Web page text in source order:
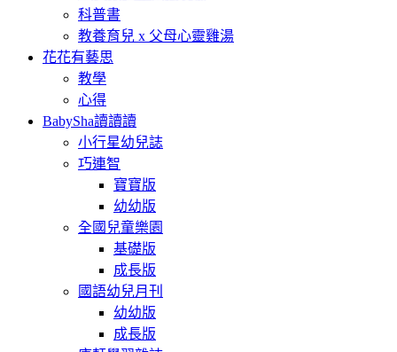
科普書
教養育兒 x 父母心靈雞湯
花花有藝思
教學
心得
BabySha讀讀讀
小行星幼兒誌
巧連智
寶寶版
幼幼版
全國兒童樂園
基礎版
成長版
國語幼兒月刊
幼幼版
成長版